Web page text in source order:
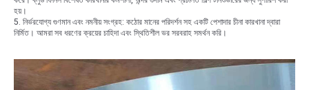
হয়।
5. নির্ভরযোগ্য গুণমান এবং নমনীয় সংগ্রহ: কঠোর মানের পরিদর্শন সহ একটি পেশাদার চীনা কারখানা দ্বারা
নির্মিত। আমরা সব ধরণের ক্রয়ের চাহিদা এবং স্থিতিশীল ভর সরবরাহ সমর্থন করি।